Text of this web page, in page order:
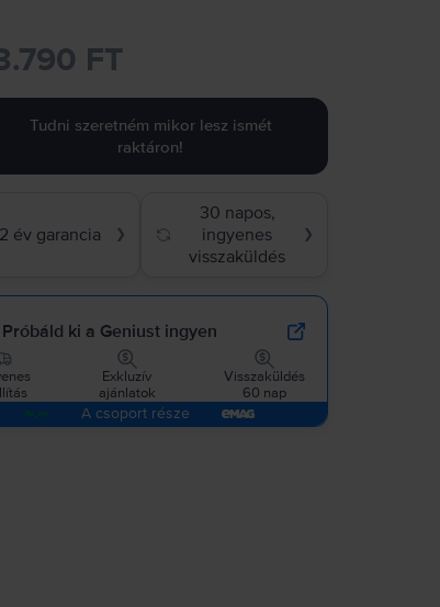
FT
Tudni szeretném mikor lesz ismét
raktáron!
2 év garancia ❯
30 napos,
ingyenes
visszaküldés
❯
Próbáld ki a Geniust ingyen
Exkluzív
ajánlatok
Visszaküldés
60 nap
A csoport része